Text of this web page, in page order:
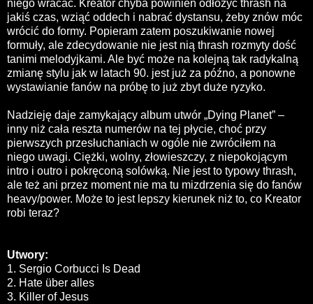
niego wracać. Kreator chyba powinien odłożyć thrash na
jakiś czas, wziąć oddech i nabrać dystansu, żeby znów móc
wrócić do formy. Popieram zatem poszukiwanie nowej
formuły, ale zdecydowanie nie jest nią thrash rozmyty dość
tanimi melodyjkami. Ale być może na kolejną tak radykalną
zmianę stylu jak w latach 90. jest już za późno, a ponowne
wystawianie fanów na próbę to już zbyt duże ryzyko.
Nadzieję daje zamykający album utwór „Dying Planet” –
inny niż cała reszta numerów na tej płycie, choć przy
pierwszych przesłuchaniach w ogóle nie zwróciłem na
niego uwagi. Ciężki, wolny, złowieszczy, z niepokojącym
intro i outro i pokręconą solówką. Nie jest to typowy thrash,
ale też ani przez moment nie ma tu mizdrzenia się do fanów
heavy/power. Może to jest lepszy kierunek niż to, co Kreator
robi teraz?
Utwory:
1. Sergio Corbucci Is Dead
2. Hate über alles
3. Killer of Jesus